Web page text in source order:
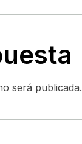
será publicada.